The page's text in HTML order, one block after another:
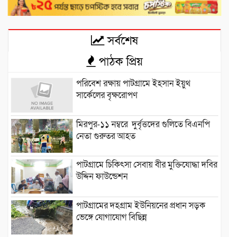
সর্বশেষ
পাঠক প্রিয়
পরিবেশ রক্ষায় পাটগ্রামে ইহসান ইয়ুথ
সার্কেলের বৃক্ষরোপণ
মিরপুর-১১ নম্বরে দুর্বৃত্তদের গুলিতে বিএনপি
নেতা গুরুতর আহত
পাটগ্রামে চিকিৎসা সেবায় বীর মুক্তিযোদ্ধা দবির
উদ্দিন ফাউন্ডেশন
পাটগ্রামের দহগ্রাম ইউনিয়নের প্রধান সড়ক
ভেঙ্গে যোগাযোগ বিছিন্ন